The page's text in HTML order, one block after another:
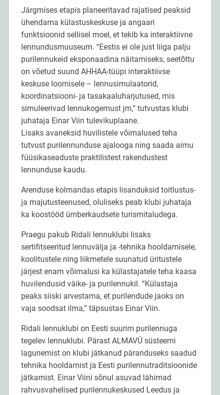
Järgmises etapis planeeritavad rajatised peaksid
ühendama külastuskeskuse ja angaari
funktsioonid sellisel moel, et tekib ka interaktiivne
lennundusmuuseum. “Eestis ei ole just liiga palju
purilennukeid eksponaadina näitamiseks, seetõttu
on võetud suund AHHAA-tüüpi interaktiivse
keskuse loomisele – lennusimulaatorid,
koordinatsiooni- ja tasakaaluharjutused, mis
simuleerivad lennukogemust jm,” tutvustas klubi
juhataja Einar Viin tulevikuplaane.
Lisaks avaneksid huvilistele võimalused teha
tutvust purilennunduse ajalooga ning saada aimu
füüsikaseaduste praktilistest rakendustest
lennunduse kaudu.
Arenduse kolmandas etapis lisanduksid toitlustus-
ja majutusteenused, oluliseks peab klubi juhataja
ka koostööd ümberkaudsete turismitaludega.
Praegu pakub Ridali lennuklubi lisaks
sertifitseeritud lennuvälja ja -tehnika hooldamisele,
koolitustele ning liikmetele suunatud üritustele
järjest enam võimalusi ka külastajatele teha kaasa
huvilendusid väike- ja purilennukil. “Külastaja
peaks siiski arvestama, et purilendude jaoks on
vaja soodsat ilma,” täpsustas Einar Viin.
Ridali lennuklubi on Eesti suurim purilennuga
tegelev lennuklubi. Pärast ALMAVÜ süsteemi
lagunemist on klubi jätkanud päranduseks saadud
tehnika hooldamist ja Eesti purilennutraditsioonide
jätkamist. Einar Viini sõnul asuvad lähimad
rahvusvahelised purilennukeskused Leedus ja